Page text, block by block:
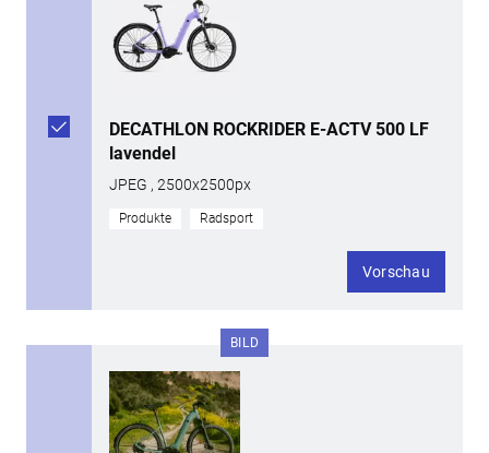
DECATHLON ROCKRIDER E-ACTV 500 LF
lavendel
JPEG , 2500x2500px
Produkte Radsport
Vorschau
BILD